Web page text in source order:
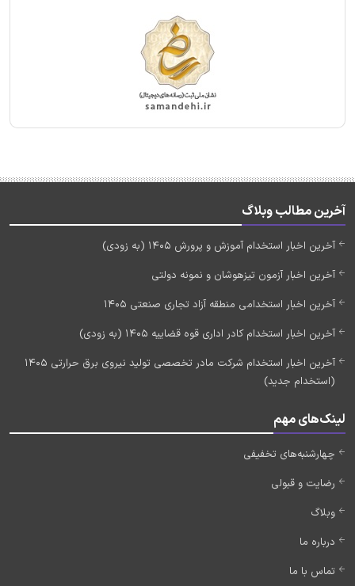
آخرین مطالب وبلاگ
آخرین اخبار استخدام آموزش و پرورش 1405 (به زودی)
آخرین اخبار آزمون تیزهوشان و نمونه دولتی
آخرین اخبار استخدامی منطقه آزاد تجاری صنعتی 1405
آخرین اخبار استخدام کادر اداری قوه قضاییه 1405 (به زودی)
آخرین اخبار استخدام شرکت مادر تخصصی تولید نیروی برق حرارتی 1405
(استخدام جدید)
لینک‌های مهم
چهارشنبه‌های تخفیفی
رضایت و قبولی
وبلاگ
درباره ما
تماس با ما